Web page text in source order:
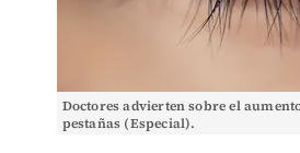
Doctores advierten sobre el
pestañas (Especial).